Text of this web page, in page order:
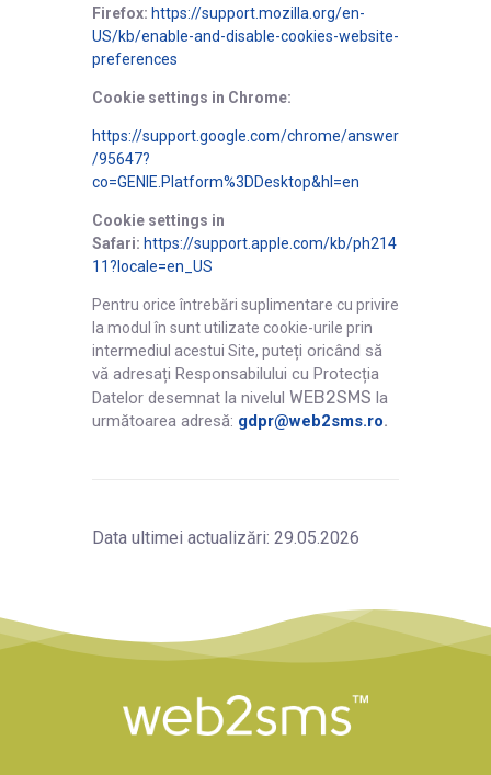
Firefox: https://support.mozilla.org/en-
US/kb/enable-and-disable-cookies-website-
preferences
Cookie settings in Chrome:
https://support.google.com/chrome/answer
/95647?
co=GENIE.Platform%3DDesktop&hl=en
Cookie settings in
Safari: https://support.apple.com/kb/ph214
11?locale=en_US
Pentru orice întrebări suplimentare cu privire
la modul în sunt utilizate cookie-urile prin
intermediul acestui Site, puteți oricând să
vă adresați Responsabilului cu Protecția
Datelor desemnat la nivelul WEB2SMS la
următoarea adresă: gdpr@web2sms.ro.
Data ultimei actualizări: 29.05.2026